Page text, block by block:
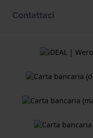
Contattaci